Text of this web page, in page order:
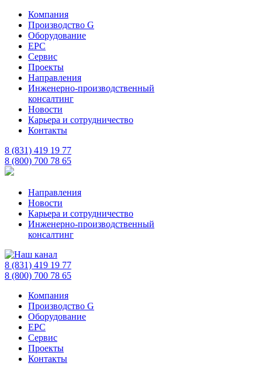
Компания
Производство G
Оборудование
EPC
Сервис
Проекты
Направления
Инженерно-производственный
консалтинг
Новости
Карьера и сотрудничество
Контакты
8 (831) 419 19 77
8 (800) 700 78 65
Направления
Новости
Карьера и сотрудничество
Инженерно-производственный
консалтинг
8 (831) 419 19 77
8 (800) 700 78 65
Компания
Производство G
Оборудование
EPC
Сервис
Проекты
Контакты